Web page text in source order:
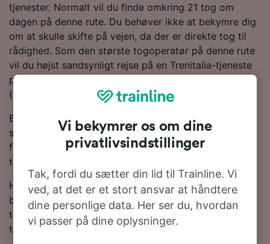
tjenester. Normalt vil du finde omkring 21 tog om
dagen på denne rute. Du behøver ikke at bekymre dig
om at skulle skifte på vejen, da der er direkte tog til
rådighed. Som den største togoperatør på denne rute
vil du højst sandsynligt rejse på en Trenitalia-tjeneste
på hele eller mindst på dele af din rejse til Ancona
(città).
Bestil togbilletter fra Jesi til Ancona (città) i forvejen i
stedet for at købe dem på selve rejsedagen, og du vil
få de billigste billetpriser. Du kan tjekke priser fra Jesi
til Ancona (città) i vores Rejseplanlægger.
Hvis du er klar til at bestille, så begynd at lede efter
billige togbilletter med os i dag. Læs mere om
togrejsen til Ancona (città) med tog samt vores
togplan, hvor du kan se de første og sidste togtider.
Vi bekymrer os om dine
privatlivsindstillinger
Tak, fordi du sætter din lid til Trainline. Vi
ved, at det er et stort ansvar at håndtere
dine personlige data. Her ser du, hvordan
vi passer på dine oplysninger.